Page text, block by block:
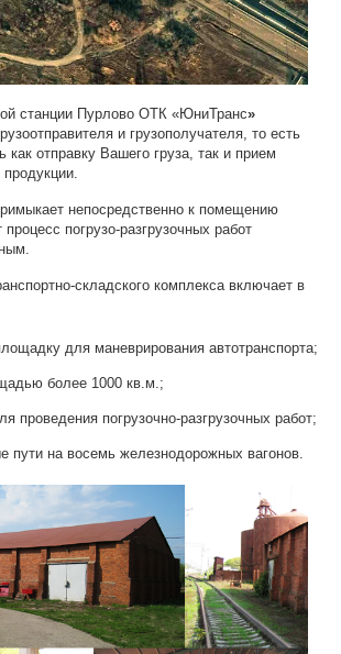
станции Пурлово ОТК «ЮниТранс»
и грузополучателя, то есть
как отправку Вашего груза, так и прием
непосредственно к помещению
погрузо-разгрузочных работ
складского комплекса включает в
для маневрирования автотранспорта;
более 1000 кв.м.;
проведения погрузочно-разгрузочных работ;
пути на восемь железнодорожных вагонов.